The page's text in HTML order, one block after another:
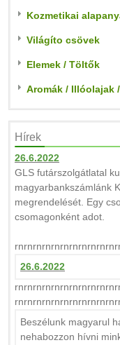
Kozmetikai
Világíto csövek
Elemek / Töltők
Aromák / Illóolajak
Hírek
26.6.2022
GLS futárszolgátlatal
magyarbankszámlánk
megrendelését. Egy
csomagonként adot.
26.6.2022
Beszélunk magyarul
nehabozzon hívni